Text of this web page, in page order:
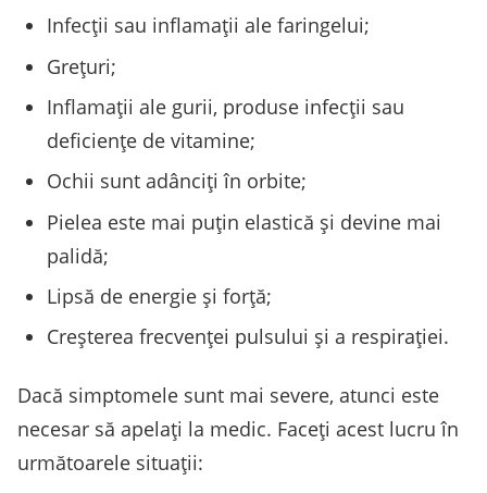
Infecții sau inflamaţii ale faringelui;
Greţuri;
Inflamaţii ale gurii, produse infecții sau
deficienţe de vitamine;
Ochii sunt adânciţi în orbite;
Pielea este mai puţin elastică şi devine mai
palidă;
Lipsă de energie şi forţă;
Creşterea frecvenţei pulsului şi a respiraţiei.
Dacă simptomele sunt mai severe, atunci este
necesar să apelați la medic. Faceţi acest lucru în
următoarele situaţii: